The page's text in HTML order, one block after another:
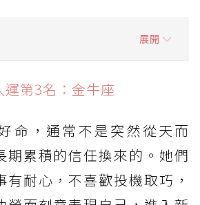
展開
金牛座
天秤座
運第3名：金牛座
命，通常不是突然從天而
期累積的信任換來的。她們
耐心，不喜歡投機取巧，